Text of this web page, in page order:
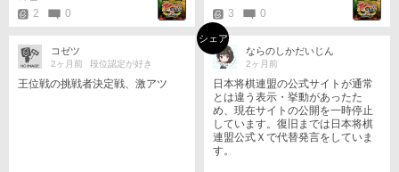
2 0 3 0
コゼツ
2ヶ月前 段位認定が好き
王位戦の挑戦者決定戦、激アツ
ならのしかだいじん
2ヶ月前
シェア
日本将棋連盟の公式サイトが通常
とは違う表示・挙動があったた
め、現在サイトの公開を一時停止
しています。復旧までは日本将棋
連盟公式Ｘで代替発言をしていま
す。